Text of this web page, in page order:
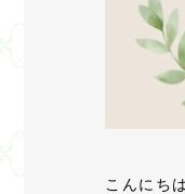
こんにち